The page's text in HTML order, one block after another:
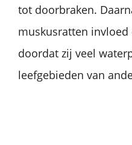
tot doorbraken.
muskusratten
doordat zij veel
leefgebieden van